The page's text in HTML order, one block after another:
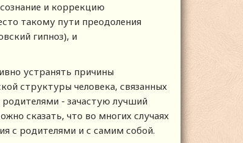
и коррекцию
такому пути преодоления
гипноз), и
устранять причины
структуры человека, связанных
- зачастую лучший
сказать, что во многих случаях
с родителями и с самим собой.